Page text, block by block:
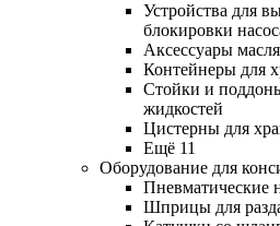
Устройства для
блокировки
Аксессуары
Контейнеры для
Стойки и
жидкостей
Цистерны для
Ещё 11
Оборудование для
Пневматические
Шприцы для